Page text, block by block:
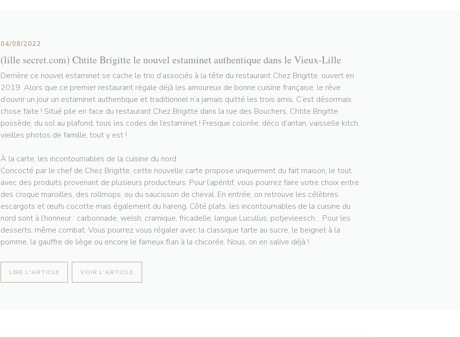
(lille secret.com) Chtite Brigitte le nouvel estaminet authentique dans le Vieux-Lille
04/08/2022
Derrière ce nouvel estaminet se cache le trio d’associés à la tête du restaurant Chez Brigitte, ouvert en
2019. Alors que ce premier restaurant régale déjà les amoureux de bonne cuisine française, le rêve
d’ouvrir un jour un estaminet authentique et traditionnel n’a jamais quitté les trois amis. C’est désormais
chose faite ! Situé pile en face du restaurant Chez Brigitte dans la rue des Bouchers, Chtite Brigitte
possède, du sol au plafond, tous les codes de l’estaminet ! Fresque colorée, déco d’antan, vaisselle kitch,
vieilles photos de famille, tout y est !
À la carte, les incontournables de la cuisine du nord
Concocté par le chef de Chez Brigitte, cette nouvelle carte propose uniquement du fait maison, le tout
avec des produits provenant de plusieurs producteurs. Pour l’apéritif, vous pourrez faire votre choix entre
des croque maroilles, des rollmops, ou du saucisson de cheval. En entrée, on retrouve les célèbres
escargots et œufs cocotte mais également du hareng. Côté plats, les incontournables de la cuisine du
nord sont à l’honneur : carbonnade, welsh, cramique, fricadelle, langue Lucullus, potjevleesch… Pour les
desserts, même combat. Vous pourrez vous régaler avec la classique tarte au sucre, le beignet à la
pomme, la gauffre de liège ou encore le fameux flan à la chicorée. Nous, on en salive déjà !
LIRE L'ARTICLE ((OUVRE UNE NOUVELLE FENÊTRE))
VOIR L'ARTICLE((OUVRE UNE NOUVELLE FENÊTRE))